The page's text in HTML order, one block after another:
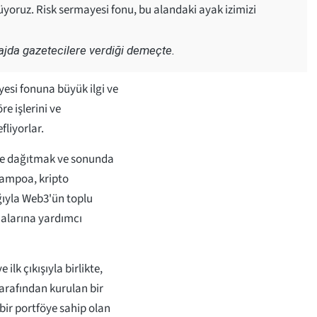
Risk sermayesi fonu, bu alandaki ayak izimizi
gazetecilere verdiği demeçte.
fonuna büyük ilgi ve
işlerini ve
dağıtmak ve sonunda
kripto
Web3'ün toplu
yardımcı
ilk çıkışıyla birlikte,
kurulan bir
portföye sahip olan